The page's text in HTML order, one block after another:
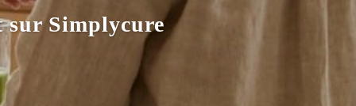
sur Simplycure